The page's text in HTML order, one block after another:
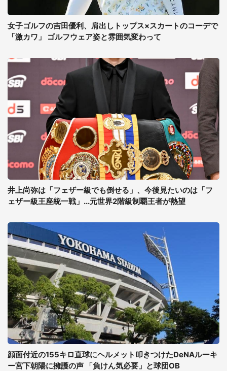
女子ゴルフの吉田優利、肩出しトップス×スカートのコーデで
「激カワ」 ゴルフウェア姿と雰囲気変わって
井上尚弥は「フェザー級でも倒せる」、今後見たいのは「フ
ェザー級王座統一戦」...元世界2階級制覇王者が熱望
顔面付近の155キロ直球にヘルメット叩きつけたDeNAルーキ
ー宮下朝陽に擁護の声 「負けん気必要」と球団OB